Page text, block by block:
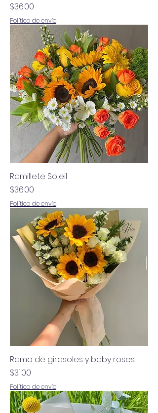
Precio
$36.00
Política de envío
Ramillete Soleil
Precio
$36.00
Política de envío
Ramo de girasoles y baby roses
Precio
$31.00
Política de envío